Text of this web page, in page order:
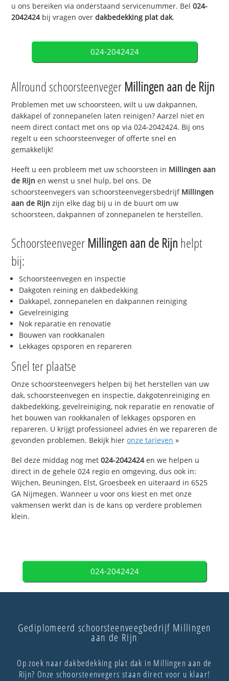
u ons bereiken via onderstaand servicenummer. Bel024-
2042424bij vragen overdakbedekking plat dak.
024-2042424
Allround schoorsteenveger Millingen aan de Rijn
Problemen met uw schoorsteen, wilt u uw dakpannen,
dakkapel of zonnepanelen laten reinigen? Aarzel niet en
neem direct contact met ons op via 024-2042424. Bij ons
regelt u een schoorsteenveger of offerte snel en
gemakkelijk!
Heeft u een probleem met uw schoorsteen in Millingen aan
de Rijn en wenst u snel hulp, bel ons. De
schoorsteenvegers van schoorsteenvegersbedrijf Millingen
aan de Rijn zijn elke dag bij u in de buurt om uw
schoorsteen, dakpannen of zonnepanelen te herstellen.
Schoorsteenveger Millingen aan de Rijn helpt
bij:
Schoorsteenvegen en inspectie
Dakgoten reining en dakbedekking
Dakkapel, zonnepanelen en dakpannen reiniging
Gevelreiniging
Nok reparatie en renovatie
Bouwen van rookkanalen
Lekkages opsporen en repareren
Snel ter plaatse
Onze schoorsteenvegers helpen bij het herstellen van uw
dak, schoorsteenvegen en inspectie, dakgotenreiniging en
dakbedekking, gevelreiniging, nok reparatie en renovatie of
het bouwen van rookkanalen of lekkages opsporen en
repareren. U krijgt professioneel advies én we repareren de
gevonden problemen. Bekijk hieronze tarieven »
Bel deze middag nog met024-2042424en we helpen u
direct in de gehele 024 regio en omgeving, dus ook in:
Wijchen, Beuningen, Elst, Groesbeek en uiteraard in 6525
GA Nijmegen. Wanneer u voor ons kiest en met onze
vakmensen werkt dan is de kans op verdere problemen
klein.
024-2042424
Gediplomeerd schoorsteenveegbedrijf Millingen
aan de Rijn
Op zoek naar dakbedekking plat dak in Millingen aan de
Rijn? Onze schoorsteenvegers staan direct voor u klaar!